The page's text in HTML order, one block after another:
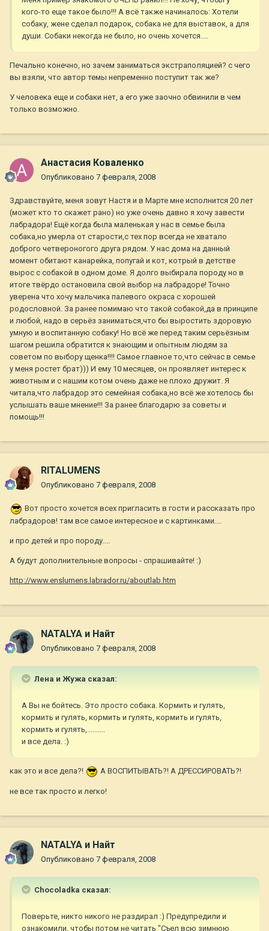
кого-то еще такое было!!! А всё также начиналось: Хотели
собаку, жене сделал подарок, собака не для выставок, а для
души. Собаки некогда не было, но очень хочется....
Печально конечно, но зачем заниматься экстраполяцией? с чего
вы взяли, что автор темы непременно поступит так же?
У человека еще и собаки нет, а его уже заочно обвинили в чем
только возможно.
Анастасия Коваленко
Опубликовано 7 февраля, 2008
Здравствуйте, меня зовут Настя и в Марте мне исполнится 20 лет
(может кто то скажет рано) но уже очень давно я хочу завести
лабрадора! Ещё когда была маленькая у нас в семье была
собака,но умерла от старости,с тех пор всегда не хватало
доброго четвероногого друга рядом. У нас дома на данный
момент обитают канарейка, попугай и кот, котрый в детстве
вырос с собакой в одном доме. Я долго выбирала породу но в
итоге твёрдо остановила свой выбор на лабрадоре! Точно
уверена что хочу мальчика палевого окраса с хорошей
родословной. За ранее помимаю что такой собакой,да в принципе
и любой, надо в серьёз заниматься,что бы выростить здоровую
умную и воспитанную собаку! Но всё же перед таким серьёзным
шагом решила обратится к знающим и опытным людям за
советом по выбору щенка!!!! Самое главное то,что сейчас в семье
у меня ростет брат))) И ему 10 месяцев, он проявляет интерес к
животным и с нашим котом очень даже не плохо дружит. Я
читала,что лабрадор это семейная собака,но всё же хотелось бы
услышать ваше мнение!!! За ранее благодарю за советы и
помощь!!!
RITALUMENS
Опубликовано 7 февраля, 2008
Вот просто хочется всех пригласить в гости и рассказать про
лабрадоров! там все самое интересное и с картинками....
и про детей и про породу....
А будут дополнительные вопросы - спрашивайте! :)
http://www.enslumens.labrador.ru/aboutlab.htm
NATALYA и Найт
Опубликовано 7 февраля, 2008
Лена и Жужа сказал:
А Вы не бойтесь. Это просто собака. Кормить и гулять,
кормить и гулять, кормить и гулять, кормить и гулять,
кормить и гулять,..........
и все дела. :)
как это и все дела?! А ВОСПИТЫВАТЬ?! А ДРЕССИРОВАТЬ?!
не все так просто и легко!
NATALYA и Найт
Опубликовано 7 февраля, 2008
Chocoladka сказал:
Поверьте, никто никого не раздирал :) Предупредили и
ознакомили, чтобы потом не читать "Съел всю зимнюю